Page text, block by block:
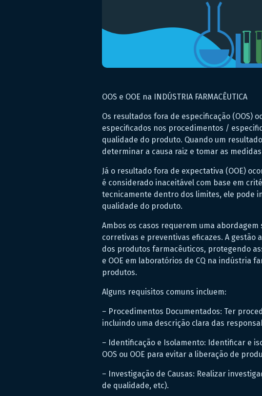
OOS e OOE na INDÚSTRIA FARMACÊUTICA
Os resultados fora de especificação (OOS)
especificados nos procedimentos /
qualidade do produto. Quando um
determinar a causa raiz e tomar as
Já o resultado fora de expectativa (OOE)
é considerado inaceitável com base em
tecnicamente dentro dos limites, ele pode
qualidade do produto.
Ambos os casos requerem uma
corretivas e preventivas eficazes. A gestão
dos produtos farmacêuticos, protegendo
e OOE em laboratórios de CQ na indústria
produtos.
Alguns requisitos comuns incluem:
– Procedimentos Documentados: Ter
incluindo uma descrição clara das
– Identificação e Isolamento: Identificar e
OOS ou OOE para evitar a liberação de
– Investigação de Causas: Realizar
de qualidade, etc).